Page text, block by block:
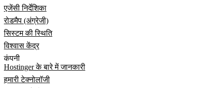
एजेंसी निर्देशिका
रोडमैप (अंग्रेजी)
सिस्टम की स्थिति
विश्वास केंद्र
कंपनी
Hostinger के बारे में जानकारी
हमारी टेक्नोलॉजी